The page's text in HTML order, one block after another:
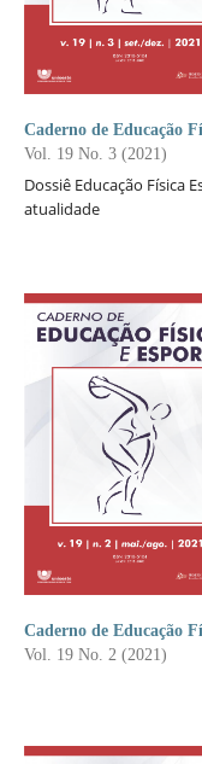
Caderno de Educação
Vol. 19 No. 3 (2021)
Dossiê Educação Física
atualidade
Caderno de Educação
Vol. 19 No. 2 (2021)